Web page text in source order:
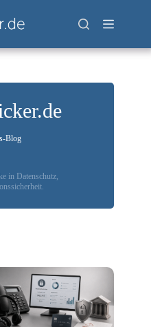
Blog
in Datenschutz,